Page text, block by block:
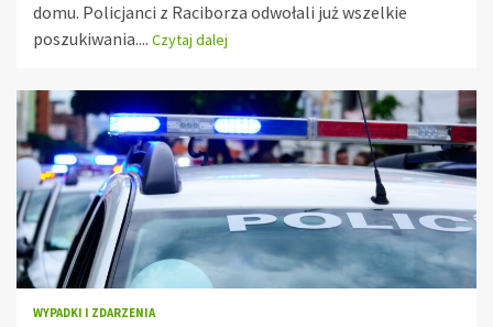
domu. Policjanci z Raciborza odwołali już wszelkie
poszukiwania.... Czytaj dalej
WYPADKI I ZDARZENIA